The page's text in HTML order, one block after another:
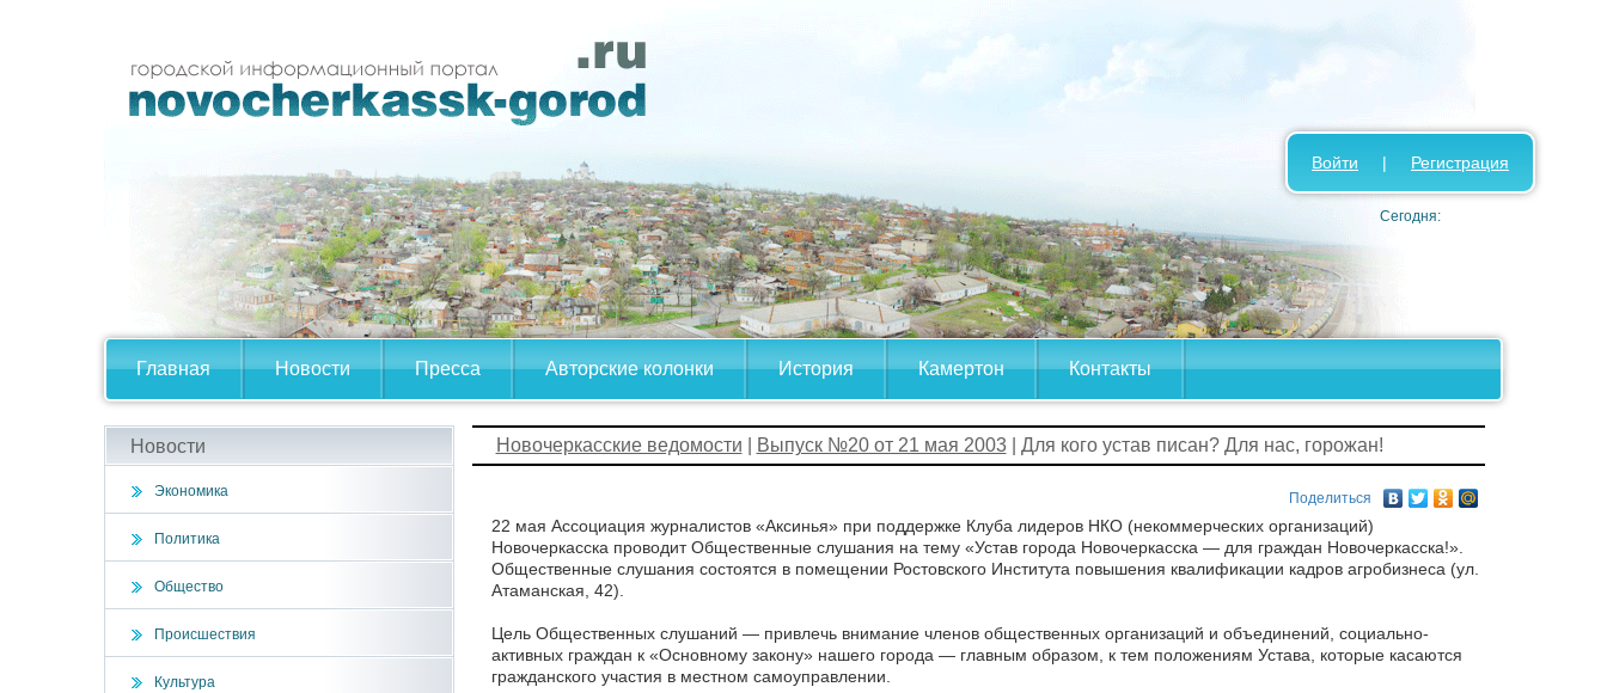
Главная Новости Пресса Авторские колонки История Камертон Контакты
Войти | Регистрация
Сегодня:
Новости
Экономика
Политика
Общество
Происшествия
Культура
Новочеркасские ведомости Выпуск №20 от 21 мая 2003| Для кого устав писан? Для нас, горожан!
Поделиться
22 мая Ассоциация журналистов «Аксинья» при поддержке Клуба лидеров НКО (некоммерческих организаций)
Новочеркасска проводит Общественные слушания на тему «Устав города Новочеркасска — для граждан Новочеркасска!».
Общественные слушания состоятся в помещении Ростовского Института повышения квалификации кадров агробизнеса (ул.
Атаманская, 42).
Цель Общественных слушаний — привлечь внимание членов общественных организаций и объединений, социально-
активных граждан к «Основному закону» нашего города — главным образом, к тем положениям Устава, которые касаются
гражданского участия в местном самоуправлении.